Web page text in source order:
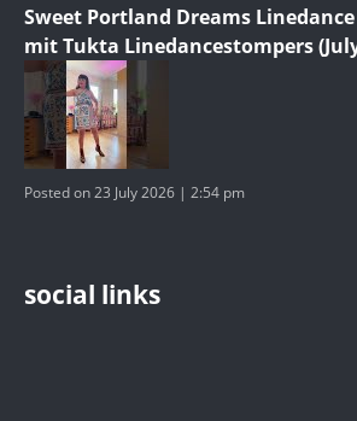
Sweet Portland Dreams
mit Tukta Linedancestompers
Posted on 23 July 2026 | 2:54 pm
social links